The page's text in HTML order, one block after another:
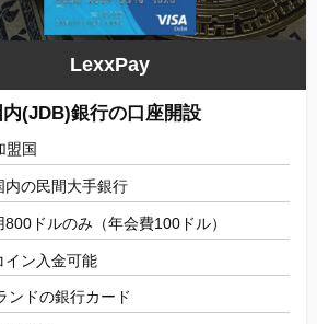
LexxPay
(JDB)銀行の口座開設
盟国
内の民間大手銀行
ドルのみ（年会費100ドル）
イン入金可能
ンドの銀行カード